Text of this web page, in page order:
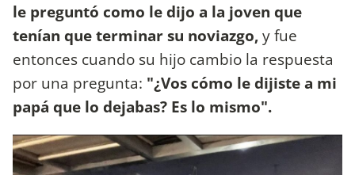
le preguntó como le dijo a la joven que
tenían que terminar su noviazgo,y fue
entonces cuando su hijo cambio la respuesta
por una pregunta: "¿Vos cómo le dijiste a mi
papá que lo dejabas? Es lo mismo".